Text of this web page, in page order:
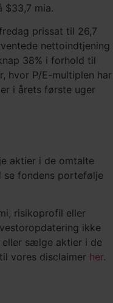
$33,7 mia.
prissat til 26,7
nettoindtjening
38% i forhold til
hvor P/E-multiplen har
i årets første uger
aktier i de omtalte
se fondens portefølje
risikoprofil eller
ikke
eller sælge aktier i de
vores disclaimer her.